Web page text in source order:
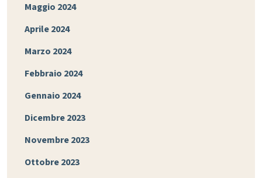
Maggio 2024
Aprile 2024
Marzo 2024
Febbraio 2024
Gennaio 2024
Dicembre 2023
Novembre 2023
Ottobre 2023